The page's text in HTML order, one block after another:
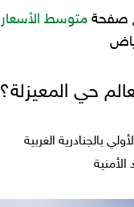
صفحة متوسط الأسعار
حي المعيزلة؟
بالجنادرية الغربية